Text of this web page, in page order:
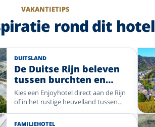
VAKANTIETIPS
rond dit hotel
DUITSLAND
De Duitse Rijn beleven
tussen burchten en
rivierbochten
Kies een Enjoyhotel direct aan de Rijn
of in het rustige heuvelland tussen
Rijn en Moezel. Verken de Loreley,
Koblenz, Boppard en imposante
FAMILIEHOTEL